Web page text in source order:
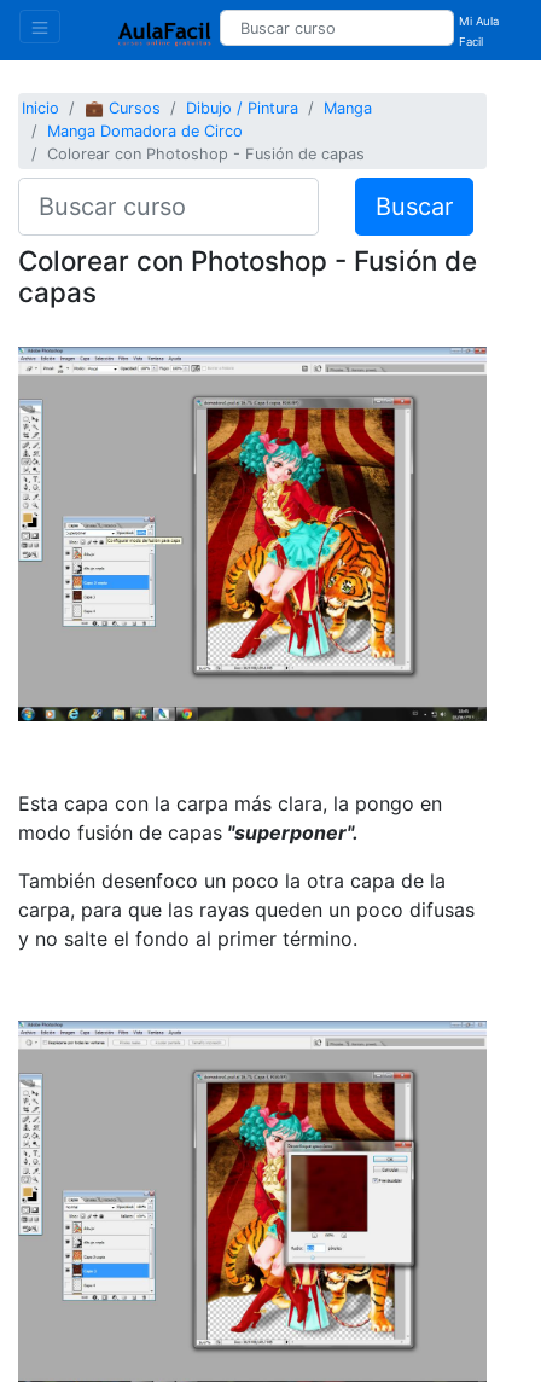
Mi Aula
Facil
Inicio 💼 Cursos Dibujo / Pintura
Manga
Manga Domadora de Circo
Colorear con Photoshop - Fusión de capas
Buscar
Colorear con Photoshop - Fusión de
capas
Esta capa con la carpa más clara, la pongo en
modo fusión de capas "superponer".
También desenfoco un poco la otra capa de la
carpa, para que las rayas queden un poco difusas
y no salte el fondo al primer término.